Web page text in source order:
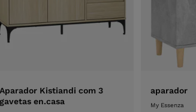
Aparador Kistiandi com 3
gavetas en.casa
aparador
My Essenza